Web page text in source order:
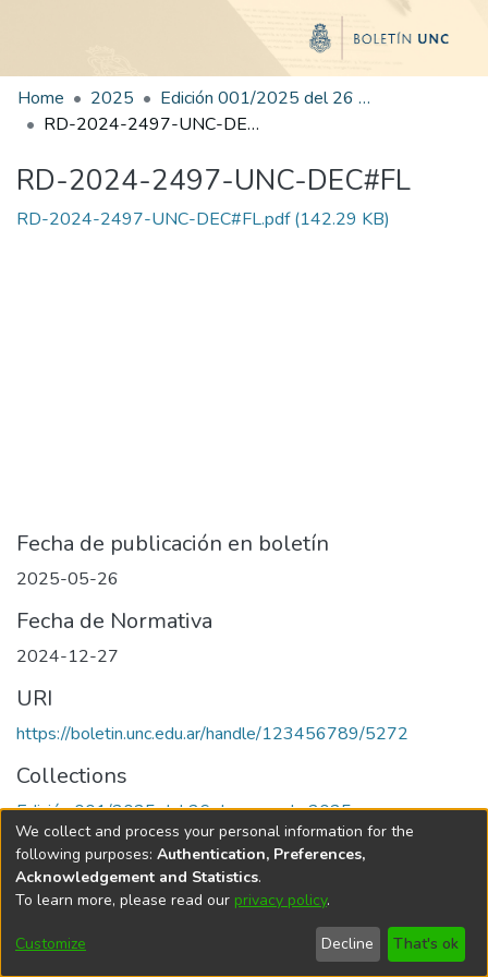
Home 2025
Edición 001/2025 del 26 de mayo de 2025
RD-2024-2497-UNC-DEC#FL
RD-2024-2497-UNC-DEC#FL
RD-2024-2497-UNC-DEC#FL.pdf(142.29 KB)
Fecha de publicación en boletín
2025-05-26
Fecha de Normativa
2024-12-27
URI
https://boletin.unc.edu.ar/handle/123456789/5272
Collections
Edición 001/2025 del 26 de mayo de 2025
Universidad Nacional de Córdoba
We collect and process your personal information for the
following purposes: Authentication, Preferences,
Acknowledgement and Statistics.
To learn more, please read our privacy policy.
Customize Decline That's ok